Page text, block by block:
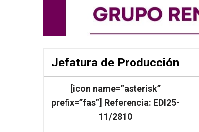
Jefatura de Producción
[icon name=”asterisk”
prefix=”fas”] Referencia: EDI25-
11/2810